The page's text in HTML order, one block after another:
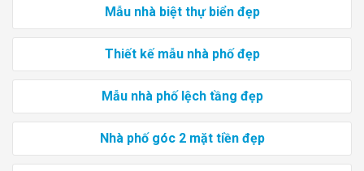
Mẫu nhà biệt thự biển đẹp
Thiết kế mẫu nhà phố đẹp
Mẫu nhà phố lệch tầng đẹp
Nhà phố góc 2 mặt tiền đẹp